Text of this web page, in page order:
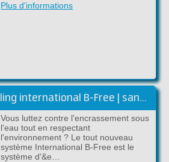
Plus d'informations
Tout sur l'antifouling international B-Free | sans biocides
Vous luttez contre l'encrassement sous
l'eau tout en respectant
l'environnement ? Le tout nouveau
système International B-Free est le
système d'&e…